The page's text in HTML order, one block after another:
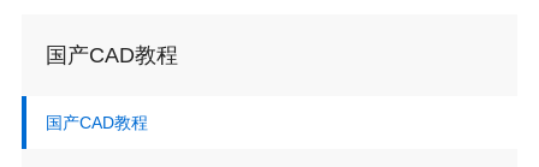
国产CAD教程
国产CAD教程